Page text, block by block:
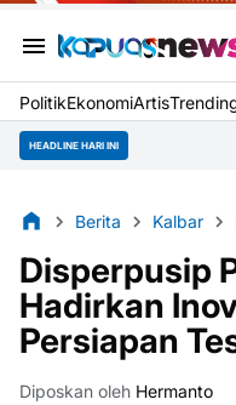
PolitikEkonomiArtis
HEADLINE HARI INIAngkasa Pura
Berita Kalbar
Disperpusip
Hadirkan
Persiapan
Diposkan oleh Hermanto